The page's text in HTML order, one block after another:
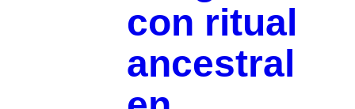
con ritual
ancestral